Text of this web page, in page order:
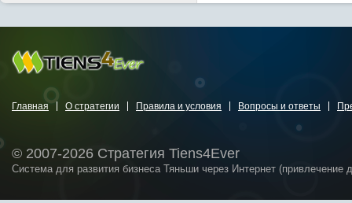
Главная О стратегии Правила и условия Вопросы и ответы
© 2007-2026 Стратегия Tiens4Ever
Система для развития бизнеса Тяньши через Интернет (привлечение